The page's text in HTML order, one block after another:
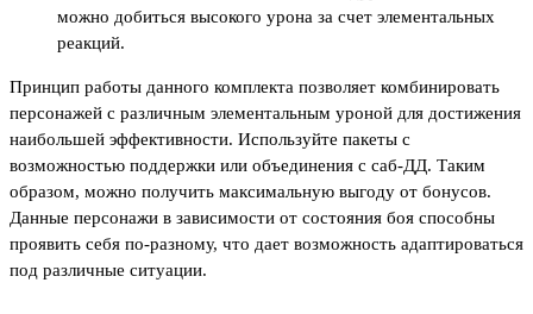
можно добиться высокого урона за счет элементальных
реакций.
Принцип работы данного комплекта позволяет комбинировать
персонажей с различным элементальным уроной для достижения
наибольшей эффективности. Используйте пакеты с
возможностью поддержки или объединения с саб-ДД. Таким
образом, можно получить максимальную выгоду от бонусов.
Данные персонажи в зависимости от состояния боя способны
проявить себя по-разному, что дает возможность адаптироваться
под различные ситуации.